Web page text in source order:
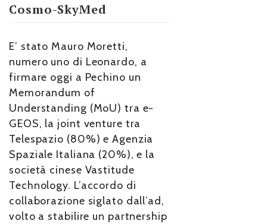
Cosmo-SkyMed
E’ stato Mauro Moretti,
numero uno di Leonardo, a
firmare oggi a Pechino un
Memorandum of
Understanding (MoU) tra e-
GEOS, la joint venture tra
Telespazio (80%) e Agenzia
Spaziale Italiana (20%), e la
società cinese Vastitude
Technology. L’accordo di
collaborazione siglato dall’ad,
volto a stabilire un partnership